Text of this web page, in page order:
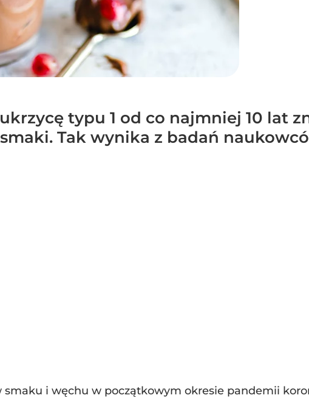
typu 1 od co najmniej 10 lat
Tak wynika z badań
smaku i węchu w początkowym okresie pandemii